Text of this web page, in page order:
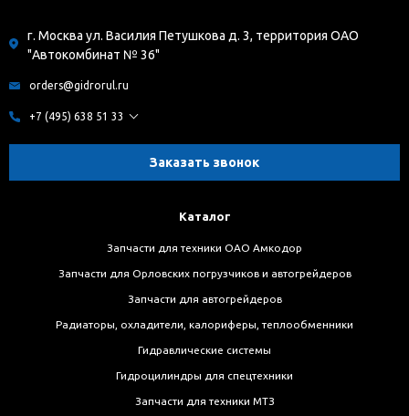
г. Москва ул. Василия Петушкова д. 3, территория ОАО
"Автокомбинат № 36"
orders@gidrorul.ru
+7 (495) 638 51 33
Заказать звонок
Каталог
Запчасти для техники ОАО Амкодор
Запчасти для Орловских погрузчиков и автогрейдеров
Запчасти для автогрейдеров
Радиаторы, охладители, калориферы, теплообменники
Гидравлические системы
Гидроцилиндры для спецтехники
Запчасти для техники МТЗ